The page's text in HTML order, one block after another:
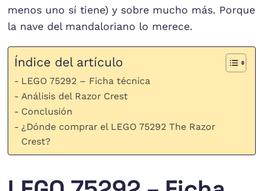
menos uno sí tiene) y sobre mucho más. Porque
la nave del mandaloriano lo merece.
Índice del artículo
LEGO 75292 – Ficha técnica
Análisis del Razor Crest
Conclusión
¿Dónde comprar el LEGO 75292 The Razor
Crest?